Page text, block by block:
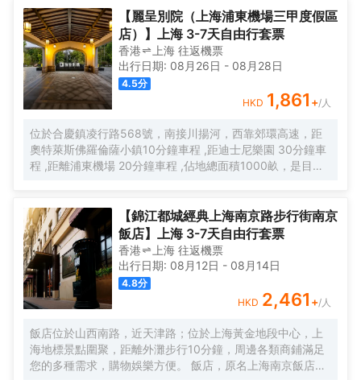
培訓於一體的綜合度假景區。 酒店整體以蘇式園林為主調，
精緻、古樸的四合院酒店 古色古香、花草蘢葱、鳥語花香 配
以現代化的設施以及標準化、人性化的服務。
【麗呈別院（上海浦東機場三甲度假區
店）】上海 3-7天自由行套票
香港 上海 往返機票
出行日期: 08月26日 - 08月28日
4.5分
HKD 1,861 +/人
位於合慶鎮凌行路568號，南接川揚河，西靠郊環高速，距
奧特萊斯佛羅倫薩小鎮10分鐘車程 ,距迪士尼樂園 30分鐘車
程 ,距離浦東機場 20分鐘車程 ,佔地總面積1000畝，是目前
培訓於一體的綜合度假景區。 酒店整體以蘇式園林為主調，
精緻、古樸的四合院酒店 古色古香、花草蘢葱、鳥語花香 配
以現代化的設施以及標準化、人性化的服務。
【錦江都城經典上海南京路步行街南京
飯店】上海 3-7天自由行套票
香港 上海 往返機票
出行日期: 08月12日 - 08月14日
4.8分
HKD 2,461 +/人
飯店位於山西南路，近天津路；位於上海黃金地段中心，上
海地標景點圍聚，距離外灘步行10分鐘，周邊各類商鋪滿足
您的多種需求，購物娛樂方便。 飯店，原名上海南京飯店。